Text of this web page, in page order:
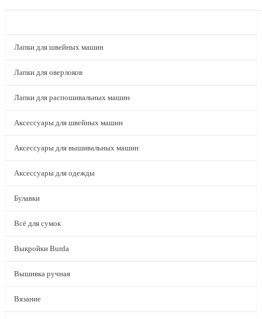
Лапки для швейных машин
Лапки для оверлоков
Лапки для распошивальных машин
Аксессуары для швейных машин
Аксессуары для вышивальных машин
Аксессуары для одежды
Булавки
Всё для сумок
Выкройки Burda
Вышивка ручная
Вязание